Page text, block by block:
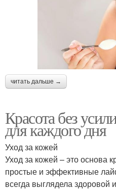
читать дальше →
Красота без
для каждого дня
Уход за кожей
Уход за кожей – это основа
простые и эффективные
всегда выглядела здоровой